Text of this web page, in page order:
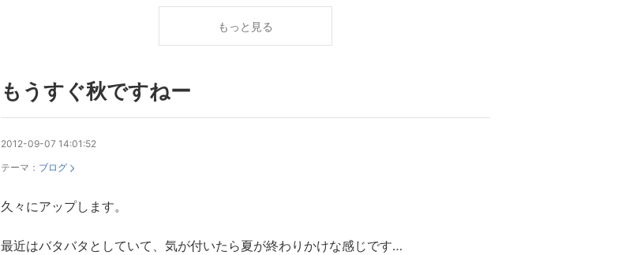
もっと見る
もうすぐ秋ですねー
2012-09-07 14:01:52
テーマ： ブログ
久々にアップします。
最近はバタバタとしていて、気が付いたら夏が終わりかけな感じです…